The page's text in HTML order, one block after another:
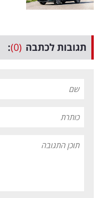
תגובות לכתבה (0)
: